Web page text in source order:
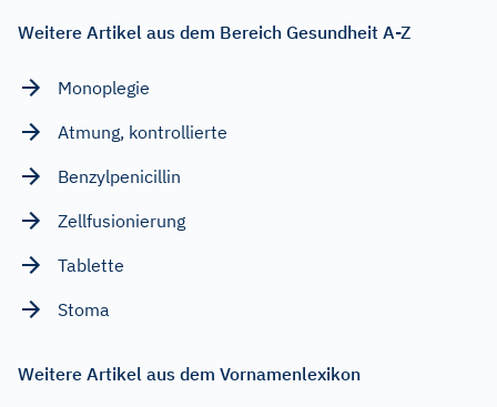
Weitere Artikel aus dem Bereich Gesundheit A-Z
Monoplegie
Atmung, kontrollierte
Benzylpenicillin
Zellfusionierung
Tablette
Stoma
Weitere Artikel aus dem Vornamenlexikon